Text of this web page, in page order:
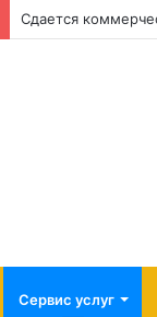
Сервис услуг